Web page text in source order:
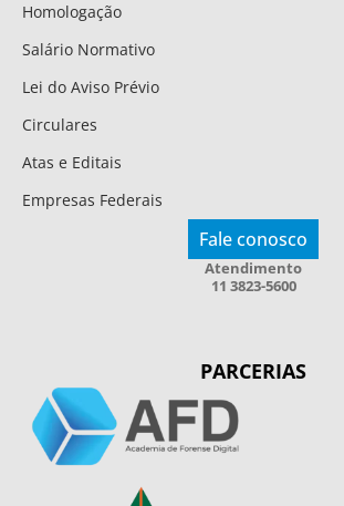
Homologação
Salário Normativo
Lei do Aviso Prévio
Circulares
Atas e Editais
Empresas Federais
Fale conosco
Atendimento
11 3823-5600
PARCERIAS